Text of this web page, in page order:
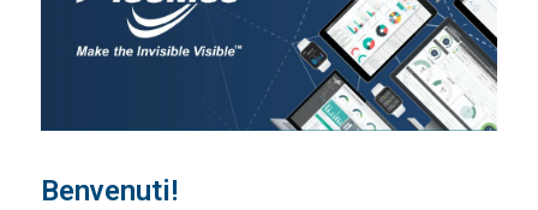
Benvenuti!